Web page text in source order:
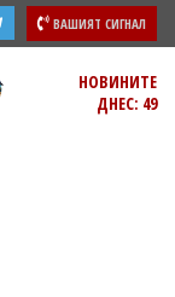
ВАШИЯТ СИГНАЛ
НОВИНИТЕ
ДНЕС: 49